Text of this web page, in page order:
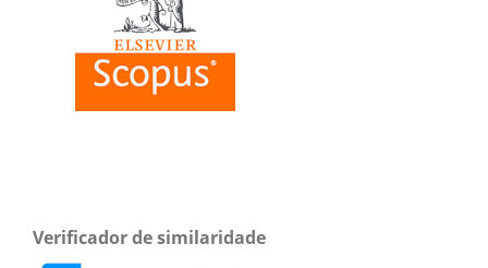
Verificador de similaridade